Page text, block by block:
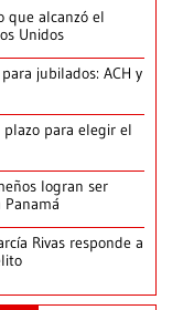
que alcanzó el
Unidos
jubilados: ACH y
plazo para elegir el
logran ser
Rivas responde a